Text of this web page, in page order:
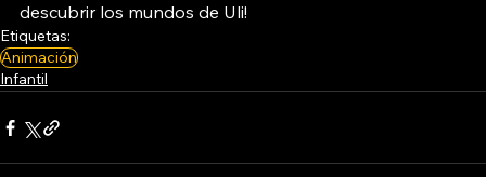
descubrir los mundos de Uli!
Etiquetas:
Animación
Infantil